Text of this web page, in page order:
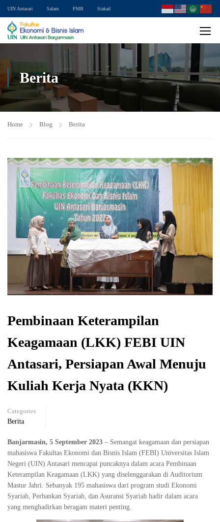
UIN Antasari Salam PMB Siakad
Berita
Home Blog Berita
Pembinaan Keterampilan
Keagamaan (LKK) FEBI UIN
Antasari, Persiapan Awal Menuju
Kuliah Kerja Nyata (KKN)
Categories
Berita
Banjarmasin, 5 September 2023 – Semangat keagamaan dan persiapan
mahasiswa Fakultas Ekonomi dan Bisnis Islam (FEBI) Universitas Islam
Negeri (UIN) Antasari mencapai puncaknya dalam acara Pembinaan
Keterampilan Keagamaan (LKK) yang diselenggarakan di Auditorium
Mastur Jahri. Sebanyak 195 mahasiswa dari program studi Ekonomi
Syariah, Perbankan Syariah, dan Asuransi Syariah hadir dalam acara
yang menghadirkan beragam materi penting.